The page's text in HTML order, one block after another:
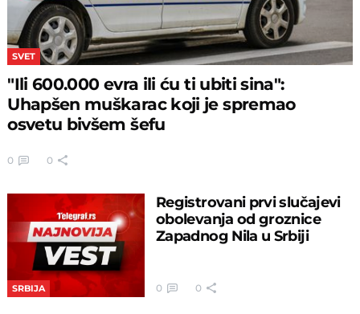
SVET
"Ili 600.000 evra ili ću ti ubiti sina":
Uhapšen muškarac koji je spremao
osvetu bivšem šefu
0 0
SRBIJA
Registrovani prvi slučajevi
obolevanja od groznice
Zapadnog Nila u Srbiji
0 0